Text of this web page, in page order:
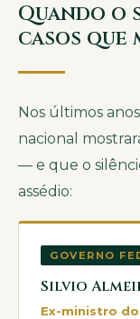
Quando o
casos que
Nos últimos
nacional
— e que o
assédio:
GOVERNO
Silvio
Ex-ministro